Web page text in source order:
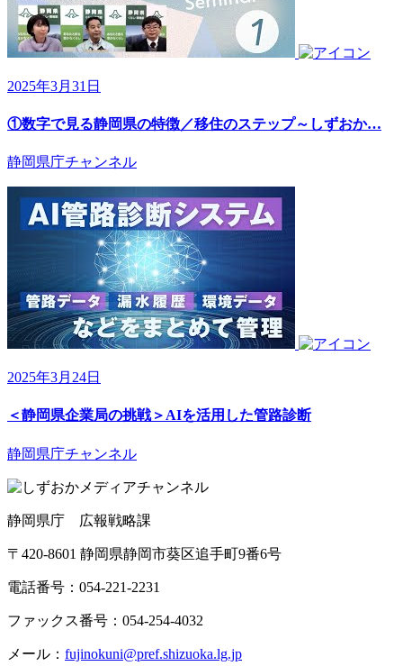
2025年3月31日
①数字で見る静岡県の特徴／移住のステップ～しずおか…
静岡県庁チャンネル
2025年3月24日
＜静岡県企業局の挑戦＞AIを活用した管路診断
静岡県庁チャンネル
静岡県庁 広報戦略課
〒420-8601 静岡県静岡市葵区追手町9番6号
電話番号：054-221-2231
ファックス番号：054-254-4032
メール： fujinokuni@pref.shizuoka.lg.jp